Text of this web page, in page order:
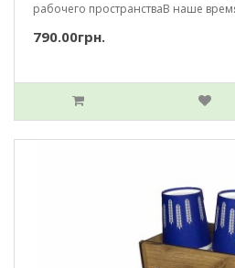
рабочего пространстваВ наше
790.00грн.